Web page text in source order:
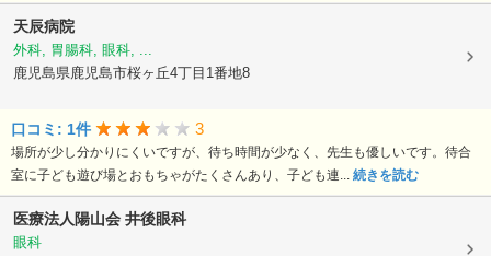
天辰病院
外科, 胃腸科, 眼科, ...
鹿児島県鹿児島市桜ヶ丘4丁目1番地8
口コミ: 1件 3
場所が少し分かりにくいですが、待ち時間が少なく、先生も優しいです。待合
室に子ども遊び場とおもちゃがたくさんあり、子ども連... 続きを読む
医療法人陽山会 井後眼科
眼科